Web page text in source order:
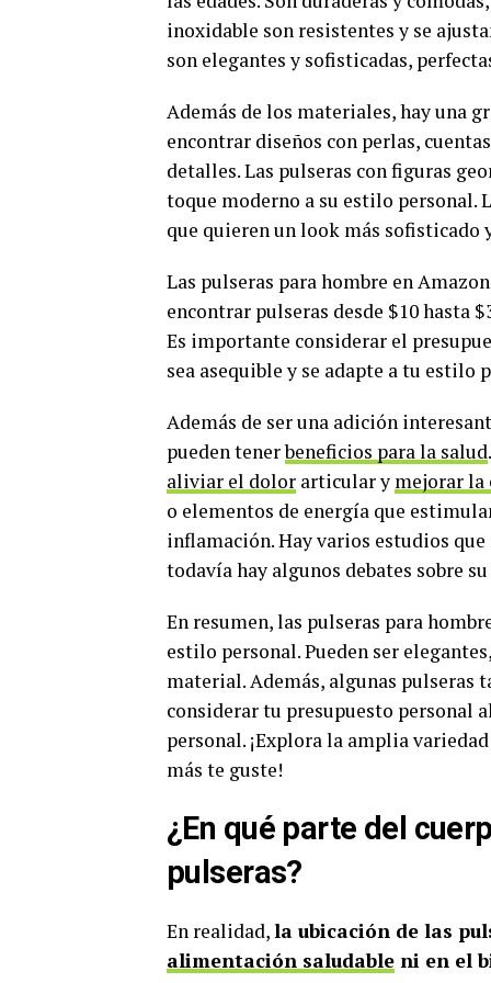
inoxidable son resistentes y se
son elegantes y sofisticadas,
Además de los materiales, hay una
encontrar diseños con perlas,
detalles. Las pulseras con figuras
toque moderno a su estilo personal.
que quieren un look más sofisticado
Las pulseras para hombre en
encontrar pulseras desde $10 hasta
Es importante considerar el
sea asequible y se adapte a tu estilo
Además de ser una adición
pueden tenerbeneficios para la salud
aliviar el dolor articular y mejorar la
o elementos de energía que
inflamación. Hay varios estudios
todavía hay algunos debates sobre
En resumen, las pulseras para
estilo personal. Pueden ser
material. Además, algunas pulseras
considerar tu presupuesto personal
personal. ¡Explora la amplia
más te guste!
¿En qué parte del
pulseras?
En realidad,la ubicación de las
alimentación saludable ni en el